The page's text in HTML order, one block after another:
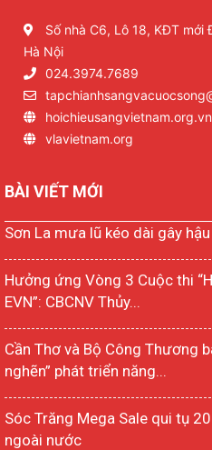
Số nhà C6, Lô 18, KĐT mới
Hà Nội
024.3974.7689
hoichieusangvietnam.org.vn
vlavietnam.org
BÀI VIẾT MỚI
Sơn La mưa lũ kéo dài gây
Hưởng ứng Vòng 3 Cuộc thi
EVN”: CBCNV Thủy...
Cần Thơ và Bộ Công Thương
nghẽn” phát triển năng...
Sóc Trăng Mega Sale qui tụ
ngoài nước